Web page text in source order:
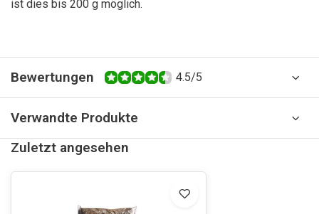
ist dies bis 200 g möglich.
Bewertungen 4.5/5
Verwandte Produkte
Zuletzt angesehen